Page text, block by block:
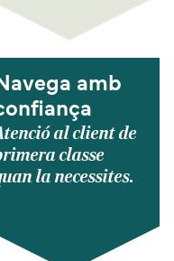
amb
al client de
classe
la necessites.